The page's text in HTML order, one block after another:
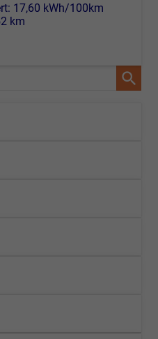
17,60 kWh/100km
km